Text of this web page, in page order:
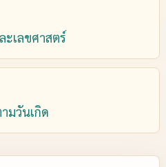
เลขศาสตร์
มวันเกิด